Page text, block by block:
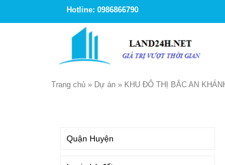
Hotline: 0986866790
Trang chủ » Dự án » KHU ĐÔ THỊ BẮC AN